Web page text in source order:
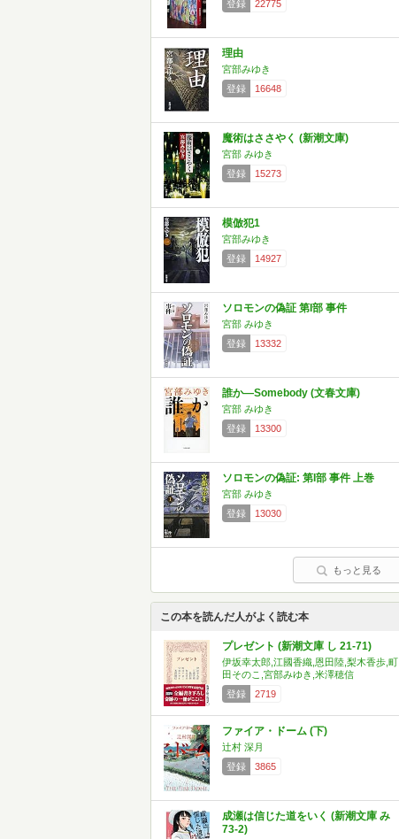
登録
22775
理由
宮部みゆき
登録
16648
魔術はささやく (新潮文庫)
宮部 みゆき
登録
15273
模倣犯1
宮部みゆき
登録
14927
ソロモンの偽証 第I部 事件
宮部 みゆき
登録
13332
誰か―Somebody (文春文庫)
宮部 みゆき
登録
13300
ソロモンの偽証: 第I部 事件 上巻
宮部 みゆき
登録
13030
もっと見る
この本を読んだ人がよく読む本
プレゼント (新潮文庫 し 21-71)
伊坂幸太郎,江國香織,恩田陸,梨木香歩,町
田そのこ,宮部みゆき,米澤穂信
登録
2719
ファイア・ドーム (下)
辻村 深月
登録
3865
成瀬は信じた道をいく (新潮文庫 み
73-2)